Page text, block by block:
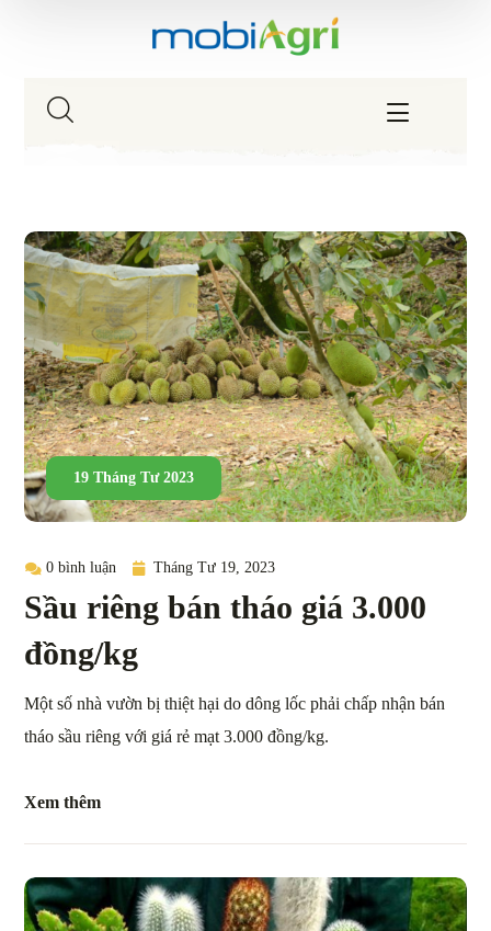
19 Tháng Tư 2023
0 bình luận Tháng Tư 19, 2023
Sầu riêng bán tháo giá 3.000
đồng/kg
Một số nhà vườn bị thiệt hại do dông lốc phải chấp nhận bán
tháo sầu riêng với giá rẻ mạt 3.000 đồng/kg.
Xem thêm